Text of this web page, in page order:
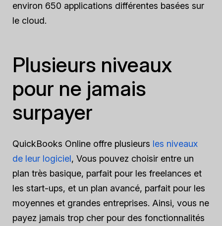
environ 650 applications différentes basées sur
le cloud.
Plusieurs niveaux
pour ne jamais
surpayer
QuickBooks Online offre plusieurs les niveaux
de leur logiciel, Vous pouvez choisir entre un
plan très basique, parfait pour les freelances et
les start-ups, et un plan avancé, parfait pour les
moyennes et grandes entreprises. Ainsi, vous ne
payez jamais trop cher pour des fonctionnalités